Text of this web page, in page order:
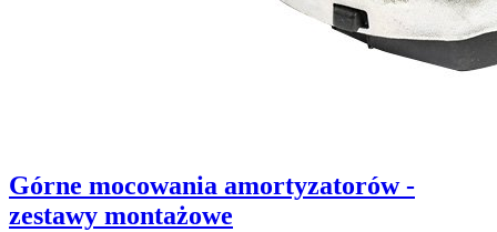
Górne mocowania amortyzatorów -
zestawy montażowe